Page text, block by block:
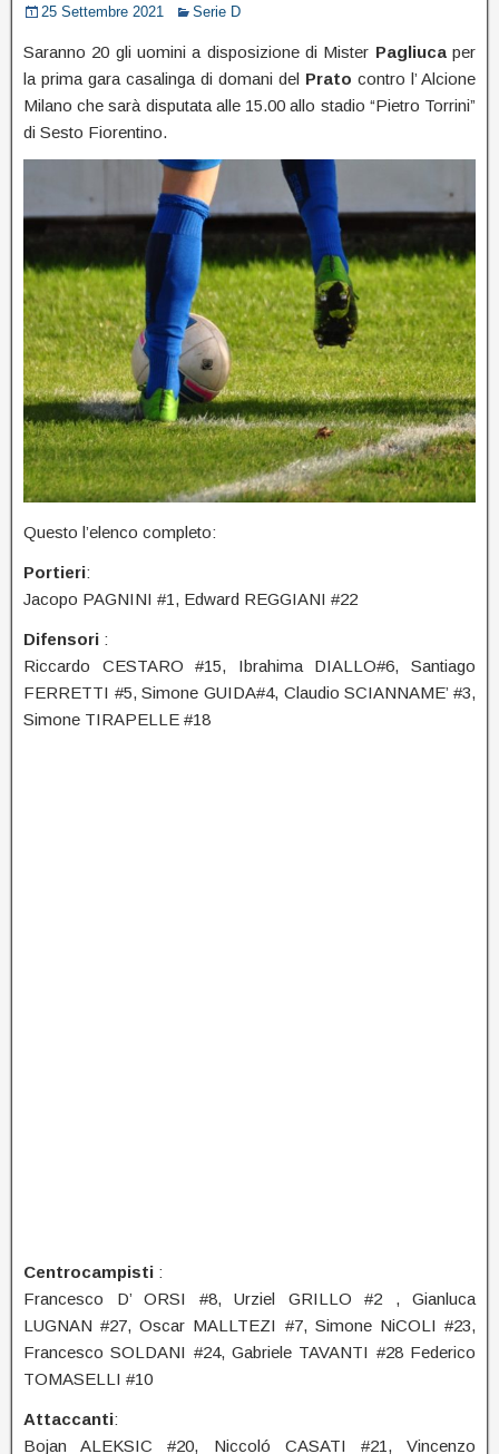
25 Settembre 2021 Serie D
Saranno 20 gli uomini a disposizione di Mister Pagliucaper
la prima gara casalinga di domani del Prato contro l’ Alcione
Milano che sarà disputata alle 15.00 allo stadio “Pietro Torrini”
di Sesto Fiorentino.
Questo l’elenco completo:
Portieri:
Jacopo PAGNINI #1, Edward REGGIANI #22
Difensori :
Riccardo CESTARO #15, Ibrahima DIALLO#6, Santiago
FERRETTI #5, Simone GUIDA#4, Claudio SCIANNAME’ #3,
Simone TIRAPELLE #18
Centrocampisti :
Francesco D’ ORSI #8, Urziel GRILLO #2 , Gianluca
LUGNAN #27, Oscar MALLTEZI #7, Simone NiCOLI #23,
Francesco SOLDANI #24, Gabriele TAVANTI #28 Federico
TOMASELLI #10
Attaccanti:
Bojan ALEKSIC #20, Niccoló CASATI #21, Vincenzo